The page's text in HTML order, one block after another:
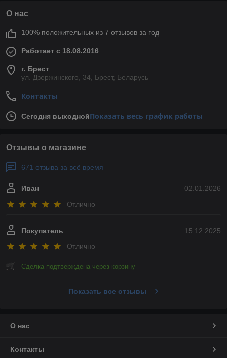
О нас
100% положительных из 7 отзывов за год
Работает с 18.08.2016
г. Брест
ул. Дзержинского, 34, Брест, Беларусь
Контакты
Сегодня выходнойПоказать весь график работы
Отзывы о магазине
671 отзыва за всё время
02.01.2026
Иван
Отлично
15.12.2025
Покупатель
Отлично
Сделка подтверждена через корзину
Показать все отзывы
О нас
Контакты